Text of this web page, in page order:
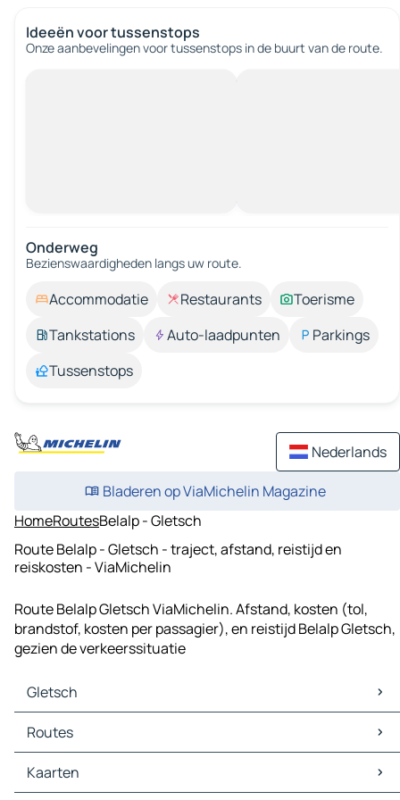
Ideeën voor tussenstops
Onze aanbevelingen voor tussenstops in de buurt van de route.
Onderweg
Bezienswaardigheden langs uw route.
Accommodatie Restaurants
Toerisme
Tankstations
Auto-laadpunten
Parkings
Tussenstops
Nederlands
Bladeren op ViaMichelin Magazine
HomeRoutesBelalp - Gletsch
Route Belalp - Gletsch - traject, afstand, reistijd en
reiskosten - ViaMichelin
Route Belalp Gletsch ViaMichelin. Afstand, kosten (tol,
brandstof, kosten per passagier), en reistijd Belalp Gletsch,
gezien de verkeerssituatie
Gletsch
Gletsch Kaarten
Gletsch Verkeer
Gletsch Hotels
Gletsch Restaurants
Routes
Routes Gletsch - Münster (Valais)
Routes Gletsch - Fieschertal
Kaarten